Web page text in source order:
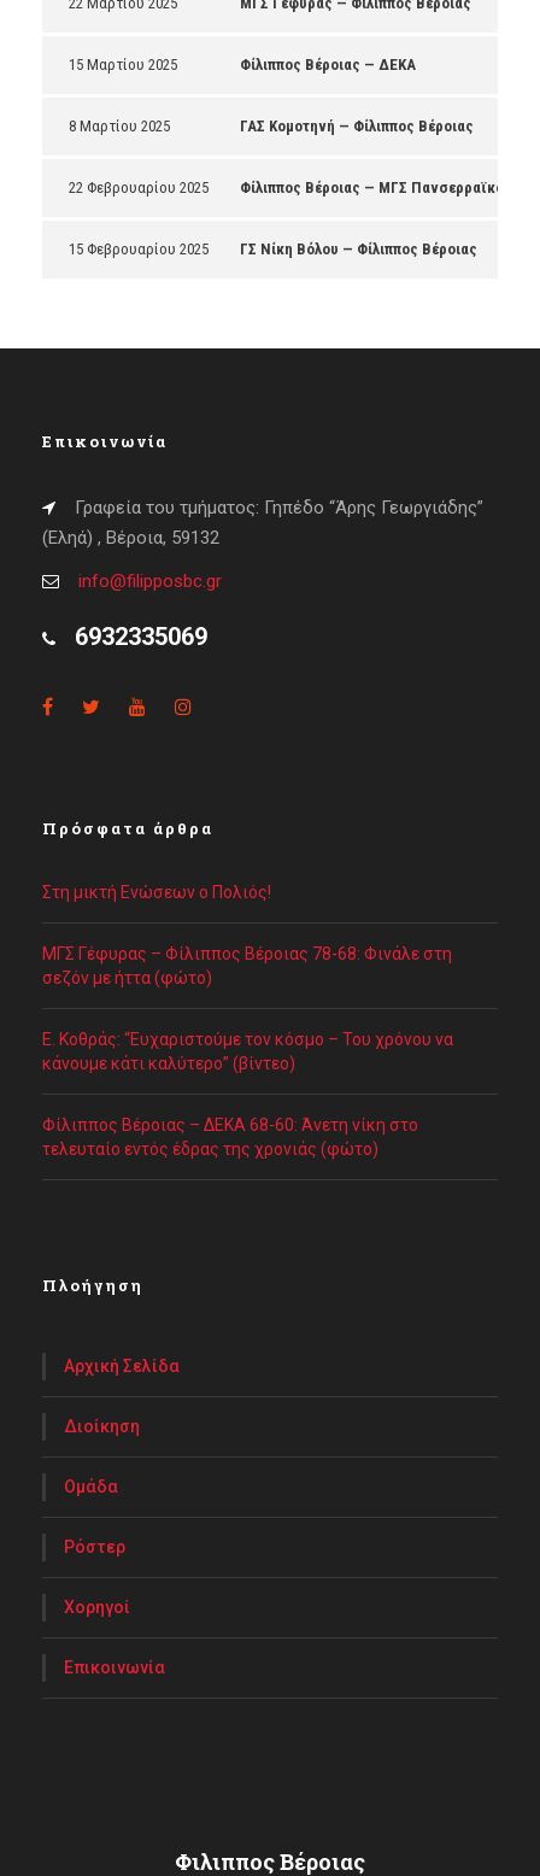
15 Μαρτίου 2025 Φίλιππος Βέροιας — ΔΕΚΑ
8 Μαρτίου 2025 ΓΑΣ Κομοτηνή — Φίλιππος Βέροιας
22 Φεβρουαρίου 2025 Φίλιππος Βέροιας — ΜΓΣ Πανσερραϊκός
15 Φεβρουαρίου 2025 ΓΣ Νίκη Βόλου — Φίλιππος Βέροιας
Επικοινωνία
Γραφεία του τμήματος: Γηπέδο “Άρης Γεωργιάδης”
(Εληά) , Βέροια, 59132
info@filipposbc.gr
6932335069
Πρόσφατα άρθρα
Στη μικτή Ενώσεων ο Πολιός!
ΜΓΣ Γέφυρας – Φίλιππος Βέροιας 78-68: Φινάλε στη
σεζόν με ήττα (φώτο)
Ε. Κοθράς: “Ευχαριστούμε τον κόσμο – Του χρόνου να
κάνουμε κάτι καλύτερο” (βίντεο)
Φίλιππος Βέροιας – ΔΕΚΑ 68-60: Άνετη νίκη στο
τελευταίο εντός έδρας της χρονιάς (φώτο)
Πλοήγηση
Αρχική Σελίδα
Διοίκηση
Ομάδα
Ρόστερ
Χορηγοί
Επικοινωνία
Φιλιππος Βέροιας